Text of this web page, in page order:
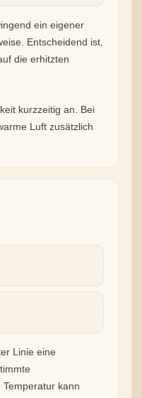
ein eigener
Entscheidend ist,
die erhitzten
kurzzeitig an. Bei
Luft zusätzlich
Linie eine
kann